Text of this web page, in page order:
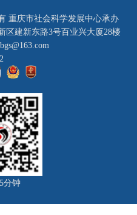
重庆市社会科学发展中心承办
区建新东路3号百业兴大厦28楼
分钟